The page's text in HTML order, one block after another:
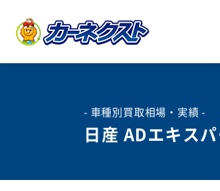
- 車種別買取相場・実績 -
日産 ADエキス